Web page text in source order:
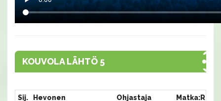
KOUVOLA LÄHTÖ 5
Sij. Hevonen Ohjastaja
Matka:Rata